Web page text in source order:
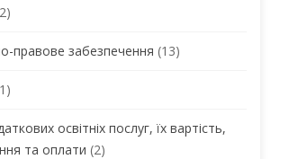
правове забезпечення (13)
освітніх послуг, їх вартість,
та оплати (2)